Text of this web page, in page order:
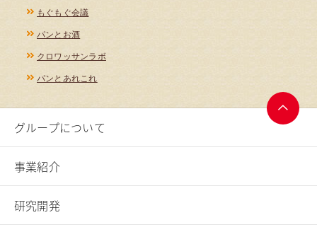
もぐもぐ会議
パンとお酒
クロワッサンラボ
パンとあれこれ
トップ
グループについて
事業紹介
研究開発